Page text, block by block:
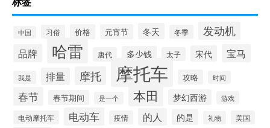
中国 习俗 价格 元宵节 冬天 冬季 发动机
品牌 哈雷 唐代 多少钱 太子 宋代 宝马
我是 排量 摩托 摩托车 攻略 时间
春节 春节期间 是一个 本田 梦幻西游 游戏
电动摩托车 电动车 疫情 的人 的是 礼物 美国